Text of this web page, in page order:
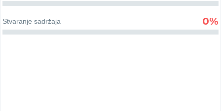
Stvaranje sadržaja 0%